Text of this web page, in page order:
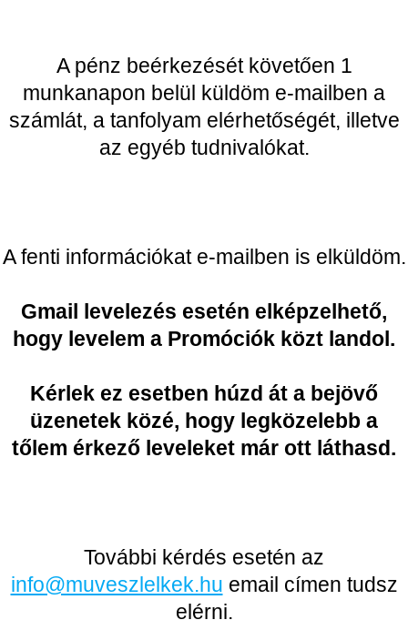
A pénz beérkezését követően 1
munkanapon belül küldöm e-mailben a
számlát, a tanfolyam elérhetőségét, illetve
az egyéb tudnivalókat.
A fenti információkat e-mailben is elküldöm.
Gmail levelezés esetén elképzelhető,
hogy levelem a Promóciók közt landol.
Kérlek ez esetben húzd át a bejövő
üzenetek közé, hogy legközelebb a
tőlem érkező leveleket már ott láthasd.
További kérdés esetén az
info@muveszlelkek.hu email címen tudsz
elérni.